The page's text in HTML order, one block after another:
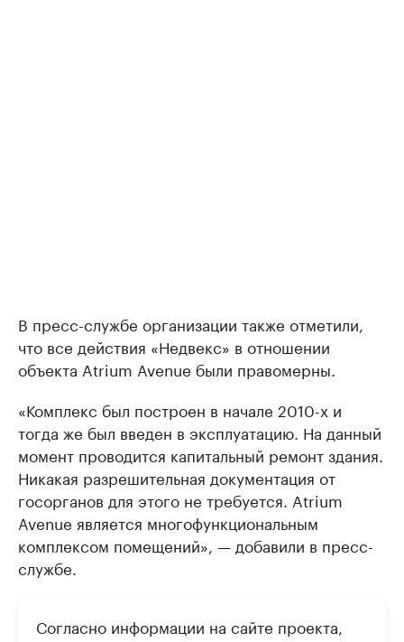
В пресс-службе организации также отметили,
что все действия «Недвекс» в отношении
объекта Atrium Avenue были правомерны.
«Комплекс был построен в начале 2010-х и
тогда же был введен в эксплуатацию. На данный
момент проводится капитальный ремонт здания.
Никакая разрешительная документация от
госорганов для этого не требуется. Atrium
Avenue является многофункциональным
комплексом помещений», — добавили в пресс-
службе.
Согласно информации на сайте проекта,